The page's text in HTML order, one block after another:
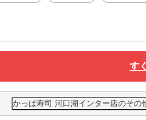
す
かっぱ寿司 河口湖インター店のその